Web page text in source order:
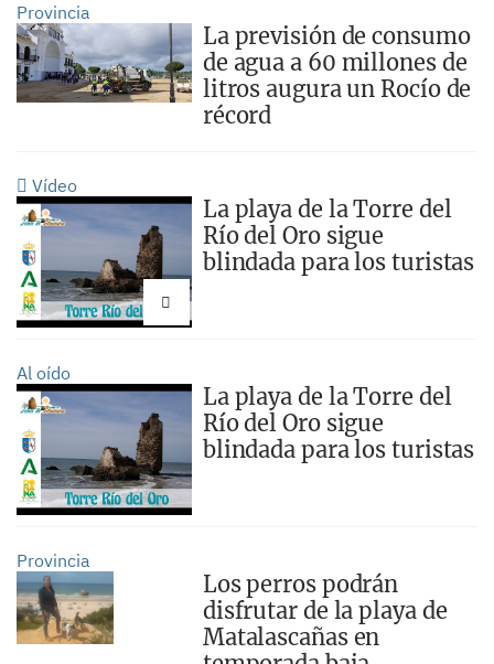
Provincia
La previsión de consumo
de agua a 60 millones de
litros augura un Rocío de
récord
Vídeo
La playa de la Torre del
Río del Oro sigue
blindada para los turistas
Al oído
La playa de la Torre del
Río del Oro sigue
blindada para los turistas
Provincia
Los perros podrán
disfrutar de la playa de
Matalascañas en